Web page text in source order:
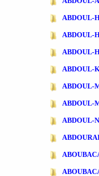
ABDOUL-
ABDOUL-
ABDOUL-
ABDOUL-
ABDOUL-
ABDOUL-
ABDOUL-